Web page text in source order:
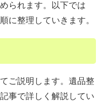
られます。以下では
に整理していきます。
ご説明します。遺品整
事で詳しく解説してい